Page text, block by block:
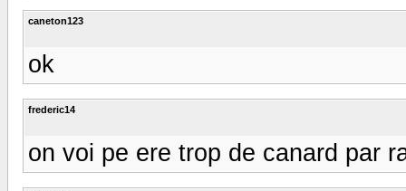
caneton123
ok
frederic14
on voi pe ere trop de canard par